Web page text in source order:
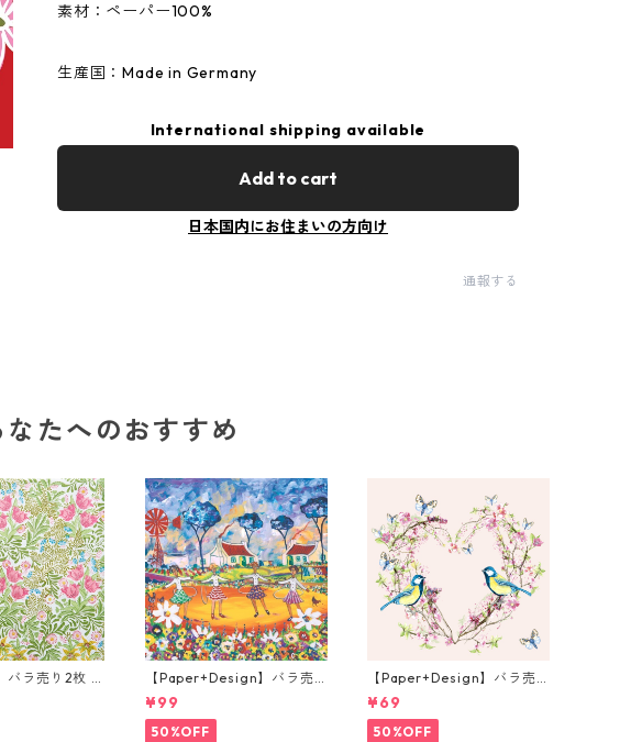
素材：ペーパー100%
生産国：Made in Germany
International shipping available
Add to cart
日本国内にお住まいの方向け
通報する
たへのおすすめ
バラ売り2枚 ラ
ーパーナプキ
ーン William
【Paper+Design】バラ売
り2枚 ランチサイズ ペーパ
ーナプキン Portchie Art Th
e Hula Hoop Girls ブルー
¥99
50%OFF
【Paper+Design】バラ売
り2枚 ランチサイズ ペーパ
ーナプキン In Love ピンク
¥69
50%OFF